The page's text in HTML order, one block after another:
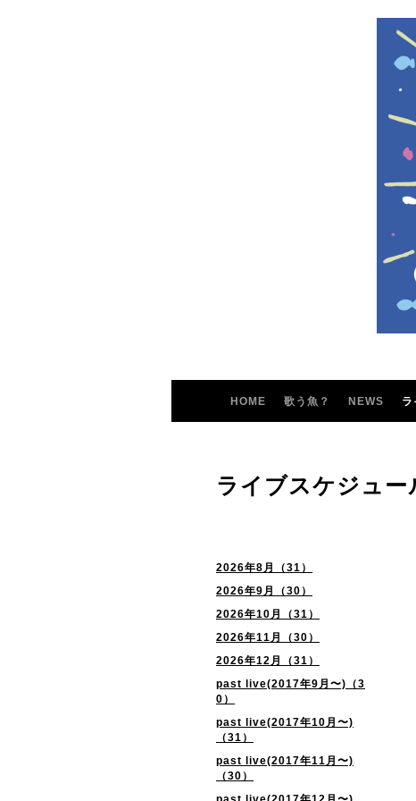
HOME 歌う魚？ NEWS ラ
2026年8月（31）
2026年9月（30）
2026年10月（31）
2026年11月（30）
2026年12月（31）
past live(2017年9月〜)（3
0）
past live(2017年10月〜)
（31）
past live(2017年11月〜)
（30）
ライブスケジュー